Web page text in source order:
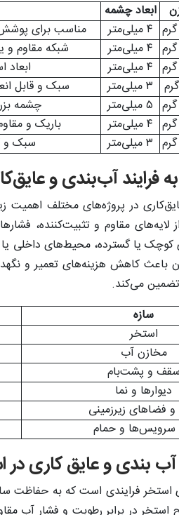
ابعاد چشمه
۴ میلی‌متر مناسب برای
۴ میلی‌متر شبکه مقاوم
۴ میلی‌متر
۳ میلی‌متر سبک و قابل
۵ میلی‌متر چشمه
۴ میلی‌متر باریک و
۳ میلی‌متر سبک و
فرایند آب‌بندی و
در پروژه‌های مختلف اهمیت
لایه‌های مقاوم و تثبیت‌کننده،
یا گسترده، محیط‌های داخلی یا
باعث کاهش هزینه‌های تعمیر و
می‌کند.
سازه
استخر
مخازن آب
سقف و پشت‌بام
دیوارها و نما
و فضاهای زیرزمینی
و حمام
بندی و عایق ‌کاری در
استخر فرایندی است که به حفاظت
در برابر رطوبت و فشار آب